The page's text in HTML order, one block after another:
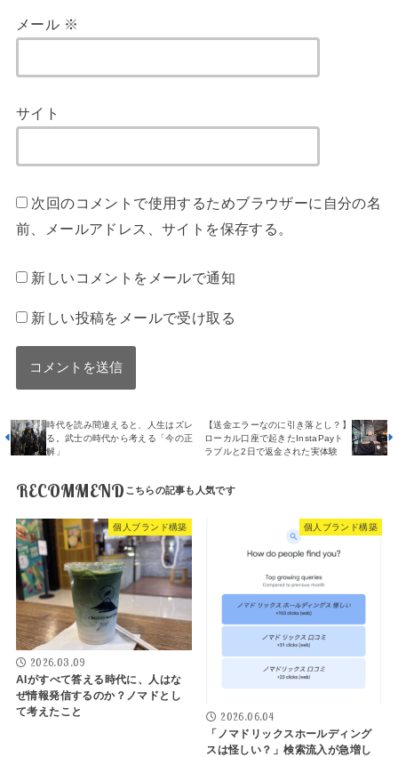
メール ※
サイト
次回のコメントで使用するためブラウザーに自分の名
前、メールアドレス、サイトを保存する。
新しいコメントをメールで通知
新しい投稿をメールで受け取る
時代を読み間違えると、人生はズレ
る。武士の時代から考える「今の正
解」
【送金エラーなのに引き落とし？】
ローカル口座で起きたInstaPayト
ラブルと2日で返金された実体験
RECOMMEND
個人ブランド構築
2026.03.09
AIがすべて答える時代に、人はな
ぜ情報発信するのか？ノマドとし
て考えたこと
個人ブランド構築
2026.06.04
「ノマドリックスホールディング
スは怪しい？」検索流入が急増し